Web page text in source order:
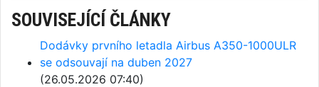
SOUVISEJÍCÍ ČLÁNKY
Dodávky prvního letadla Airbus A350-1000ULR
se odsouvají na duben 2027
(26.05.2026 07:40)